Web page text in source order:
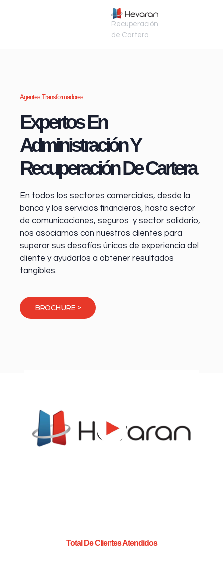
Recuperación
de Cartera
Agentes Transformadores
Expertos En
Administración Y
Recuperación De Cartera
En todos los sectores comerciales, desde la
banca y los servicios financieros, hasta sector
de comunicaciones, seguros y sector solidario,
nos asociamos con nuestros clientes para
superar sus desafíos únicos de experiencia del
cliente y ayudarlos a obtener resultados
tangibles.
BROCHURE >
Total De Clientes Atendidos